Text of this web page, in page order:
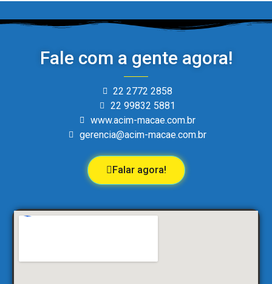
Fale com a gente agora!
22 2772 2858
22 99832 5881
www.acim-macae.com.br
gerencia@acim-macae.com.br
Falar agora!